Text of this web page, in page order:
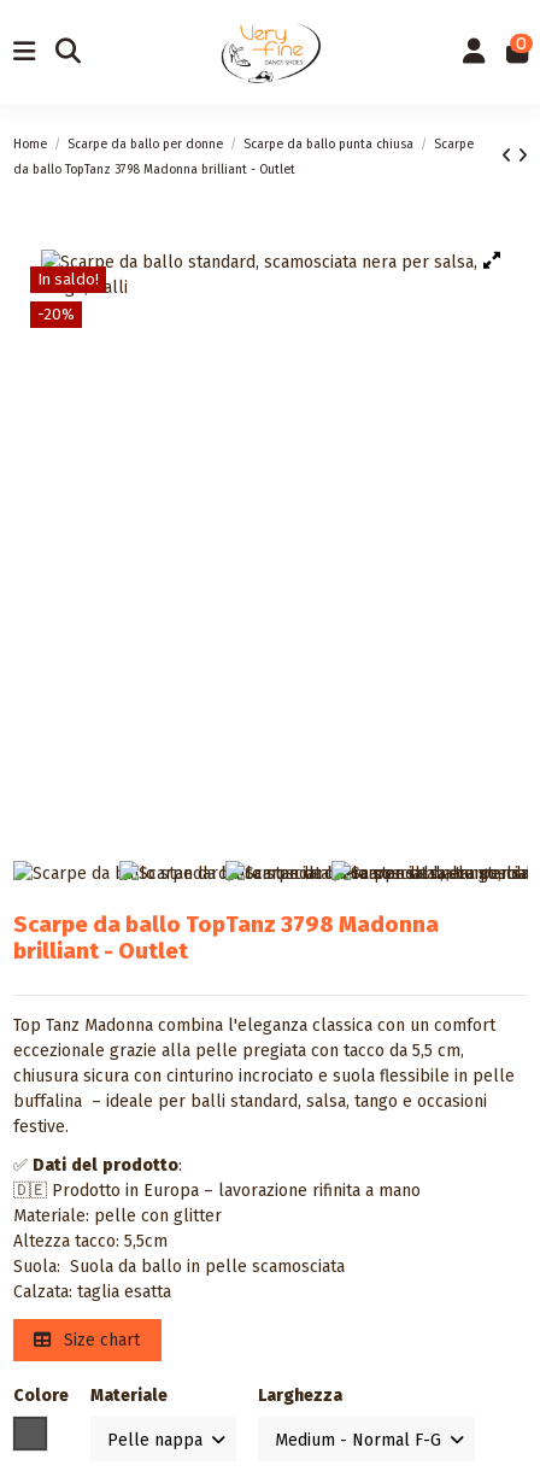
0
Home Scarpe da ballo per donne Scarpe da ballo punta chiusa
Scarpe
da ballo TopTanz 3798 Madonna brilliant - Outlet
In saldo!
-20%
Scarpe da ballo TopTanz 3798 Madonna
brilliant - Outlet
Top Tanz Madonna combina l'eleganza classica con un comfort
eccezionale grazie alla pelle pregiata con tacco da 5,5 cm,
chiusura sicura con cinturino incrociato e suola flessibile in pelle
buffalina – ideale per balli standard, salsa, tango e occasioni
festive.
✅ Dati del prodotto:
🇩🇪 Prodotto in Europa – lavorazione rifinita a mano
Materiale: pelle con glitter
Altezza tacco: 5,5cm
Suola: Suola da ballo in pelle scamosciata
Calzata: taglia esatta
Size chart
Colore
Materiale Larghezza